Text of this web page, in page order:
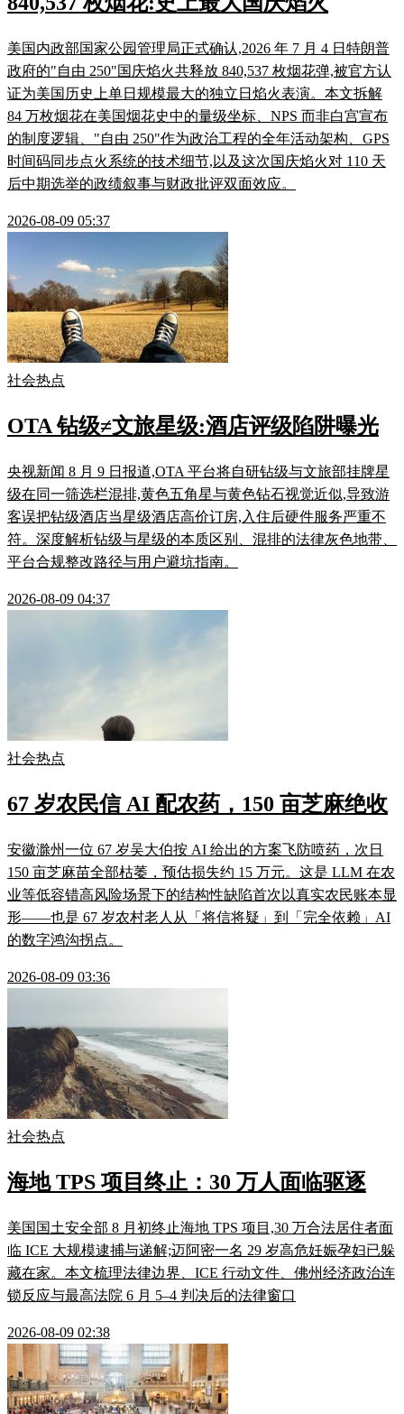
美国内政部国家公园管理局正式确认,2026 年 7 月 4 日特朗普
政府的"自由 250"国庆焰火共释放 840,537 枚烟花弹,被官方认
证为美国历史上单日规模最大的独立日焰火表演。本文拆解
84 万枚烟花在美国烟花史中的量级坐标、NPS 而非白宫宣布
的制度逻辑、"自由 250"作为政治工程的全年活动架构、GPS
时间码同步点火系统的技术细节,以及这次国庆焰火对 110 天
后中期选举的政绩叙事与财政批评双面效应。
2026-08-09 05:37
社会热点
OTA 钻级≠文旅星级:酒店评级陷阱曝光
央视新闻 8 月 9 日报道,OTA 平台将自研钻级与文旅部挂牌星
级在同一筛选栏混排,黄色五角星与黄色钻石视觉近似,导致游
客误把钻级酒店当星级酒店高价订房,入住后硬件服务严重不
符。深度解析钻级与星级的本质区别、混排的法律灰色地带、
平台合规整改路径与用户避坑指南。
2026-08-09 04:37
社会热点
67 岁农民信 AI 配农药，150 亩芝麻绝收
安徽滁州一位 67 岁吴大伯按 AI 给出的方案飞防喷药，次日
150 亩芝麻苗全部枯萎，预估损失约 15 万元。这是 LLM 在农
业等低容错高风险场景下的结构性缺陷首次以真实农民账本显
形——也是 67 岁农村老人从「将信将疑」到「完全依赖」AI
的数字鸿沟拐点。
2026-08-09 03:36
社会热点
海地 TPS 项目终止：30 万人面临驱逐
美国国土安全部 8 月初终止海地 TPS 项目,30 万合法居住者面
临 ICE 大规模逮捕与递解;迈阿密一名 29 岁高危妊娠孕妇已躲
藏在家。本文梳理法律边界、ICE 行动文件、佛州经济政治连
锁反应与最高法院 6 月 5–4 判决后的法律窗口
2026-08-09 02:38